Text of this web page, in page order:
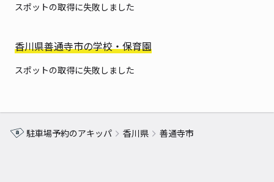
スポットの取得に失敗しました
香川県善通寺市の学校・保育園
スポットの取得に失敗しました
駐車場予約のアキッパ 香川県 善通寺市